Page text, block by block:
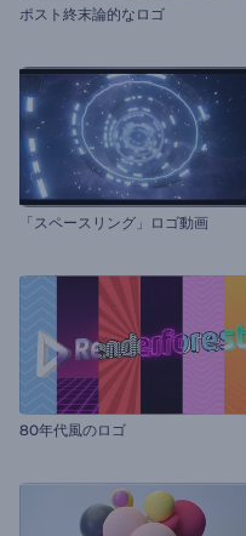
ポスト終末論的なロゴ
「スペースリング」ロゴ動画
80年代風のロゴ